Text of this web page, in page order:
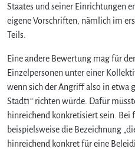
Staates und seiner Einrichtungen
eigene Vorschriften, nämlich im
Teils.
Eine andere Bewertung mag für
Einzelpersonen unter einer
wenn sich der Angriff also in etwa
Stadt1“ richten würde. Dafür
hinreichend konkretisiert sein. Bei
beispielsweise die Bezeichnung
hinreichend konkret für eine